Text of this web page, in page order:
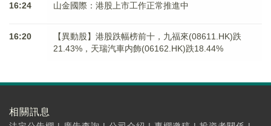
16:24 山金國際：港股上市工作正常推進中
16:20
【異動股】港股跌幅榜前十，九福來(08611.HK)跌
21.43%，天瑞汽車内飾(06162.HK)跌18.44%
相關訊息